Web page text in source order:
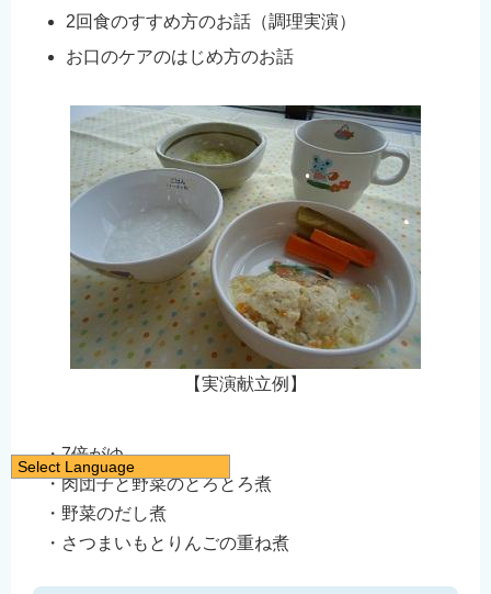
2回食のすすめ方のお話（調理実演）
お口のケアのはじめ方のお話
【実演献立例】
・7倍がゆ
・肉団子と野菜のとろとろ煮
・野菜のだし煮
・さつまいもとりんごの重ね煮
Select Language
日本語